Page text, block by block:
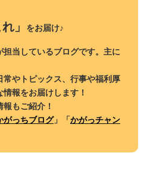
」 をお届け♪
当しているブログです。主に
やトピックス、行事や福利厚
報をお届けします！
もご紹介！
がっちブログ」「かがっチャン